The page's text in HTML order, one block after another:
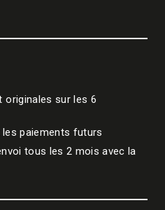
originales sur les 6
les paiements futurs
tous les 2 mois avec la